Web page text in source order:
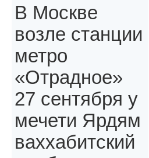
В Москве
возле станции
метро
«Отрадное»
27 сентября у
мечети Ярдям
ваххабитский